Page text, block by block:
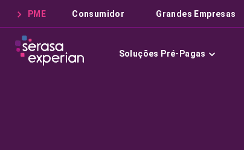
PME Consumidor Grandes Empresas
Soluções Pré-Pagas